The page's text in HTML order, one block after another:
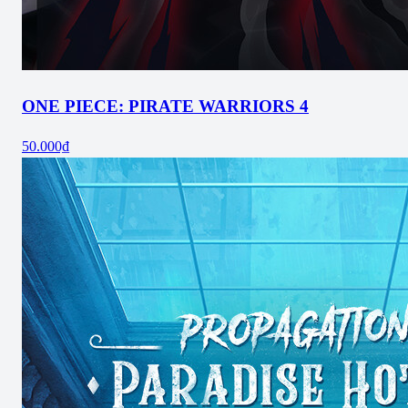
ONE PIECE: PIRATE WARRIORS 4
50.000₫